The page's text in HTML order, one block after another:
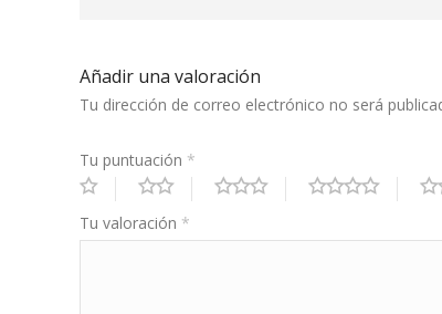
Añadir una valoración
Tu dirección de correo electrónico no será
Tu puntuación *
Tu valoración *